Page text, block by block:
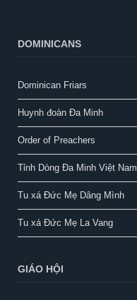
DOMINICANS
Dominican Friars
Huynh đoàn Đa Minh
Order of Preachers
Tỉnh Dòng Đa Minh Việt Nam
Tu xá Đức Mẹ Dâng Mình
Tu xá Đức Mẹ La Vang
GIÁO HỘI